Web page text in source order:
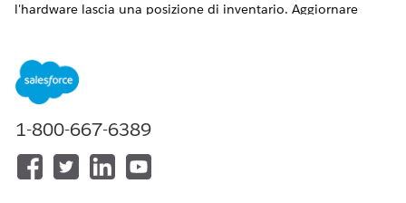
l'hardware lascia una posizione di inventario. Aggiornare
Disponibile nelle versioni: Lightning Experience
Disponibile in:Enterprise
Collegamento degli asset agli ordini di evasione
1-800-667-6389